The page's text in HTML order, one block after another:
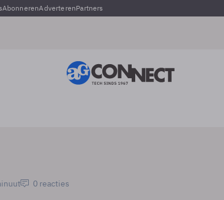
AbonnerenAdverterenPartners
0 reacties